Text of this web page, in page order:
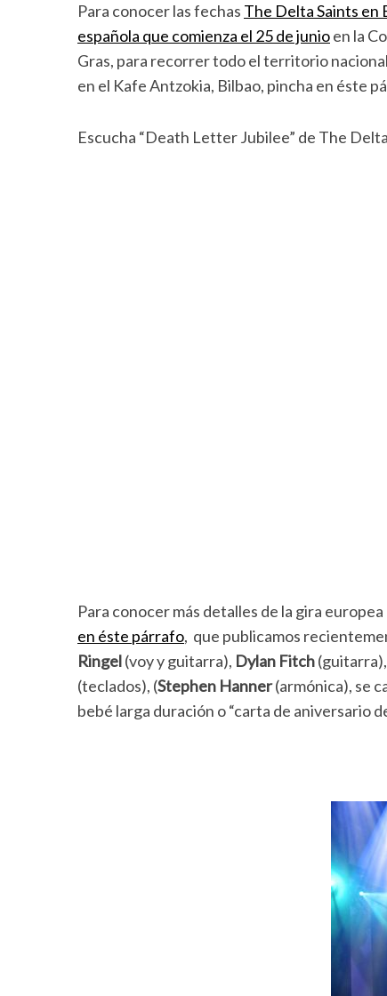
Para conocer las fechas The Delta Saints en
española que comienza el 25 de junioen la
Gras, para recorrer todo el territorio
en el Kafe Antzokia, Bilbao, pincha en éste
Escucha “Death Letter Jubilee” de The
Para conocer más detalles de la gira europea
en éste párrafo, que publicamos
Ringel(voy y guitarra), Dylan Fitch(guitarra),
(teclados), (Stephen Hanner(armónica), se
bebé larga duración o “carta de aniversario